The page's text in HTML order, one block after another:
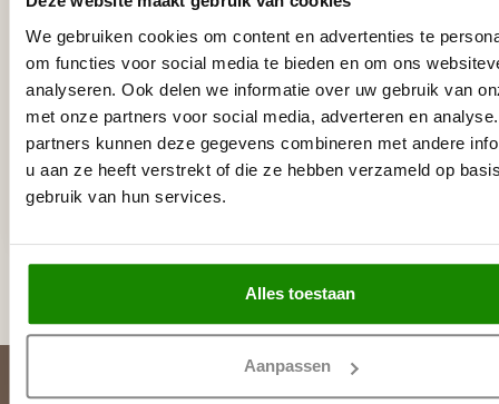
We gebruiken cookies om content en advertenties te
om functies voor social media te bieden en om ons
analyseren. Ook delen we informatie over uw gebruik van
met onze partners voor social media, adverteren en
partners kunnen deze gegevens combineren met andere
u aan ze heeft verstrekt of die ze hebben verzameld op
gebruik van hun services.
Alles toestaan
Aanpassen
VIDELLA
Wandlijst ST2 (120 x 15
mm), lengte 2 m
Abonneer je op onze nieuwsbrief